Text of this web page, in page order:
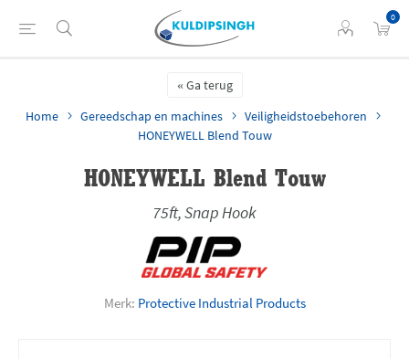
0
Ga terug
Home
Gereedschap en machines
Veiligheidstoebehoren
HONEYWELL Blend Touw
HONEYWELL Blend Touw
75ft, Snap Hook
Merk: Protective Industrial Products